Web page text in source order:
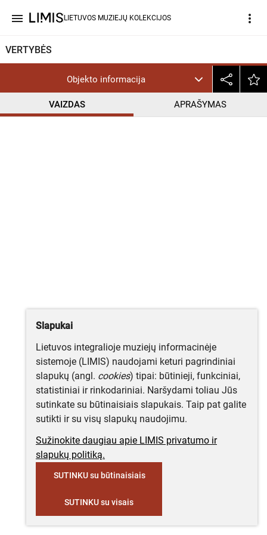
menu LIETUVOS MUZIEJŲ KOLEKCIJOS more_vert
VERTYBĖS
Objekto informacija
VAIZDAS APRAŠYMAS
CC BY help_outline
Slapukai
Lietuvos integralioje muziejų informacinėje
sistemoje (LIMIS) naudojami keturi pagrindiniai
slapukų (angl. cookies) tipai: būtinieji, funkciniai,
statistiniai ir rinkodariniai. Naršydami toliau Jūs
sutinkate su būtinaisiais slapukais. Taip pat galite
sutikti ir su visų slapukų naudojimu.
Sužinokite daugiau apie LIMIS privatumo ir
slapukų politiką.
SUTINKU su būtinaisiais
SUTINKU su visais